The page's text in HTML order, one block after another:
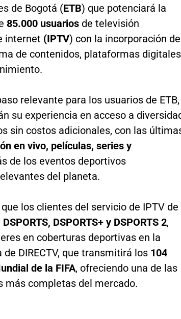
de Bogotá (ETB) que potenciará la
85.000 usuariosde televisión
internet (IPTV) con la incorporación de
de contenidos, plataformas
relevante para los usuarios de ETB,
su experiencia en acceso a
sin costos adicionales, con las
en vivo, películas, series y
de los eventos deportivos
del planeta.
los clientes del servicio de IPTV de
DSPORTS, DSPORTS+ y DSPORTS 2,
en coberturas deportivas en la
DIRECTV, que transmitirá los 104
de la FIFA, ofreciendo una de las
más completas del mercado.